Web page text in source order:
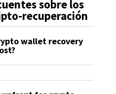
sobre los
recuperación
wallet recovery